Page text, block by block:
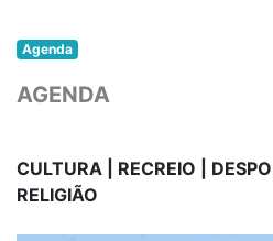
Agenda
AGENDA
CULTURA | RECREIO |
RELIGIÃO